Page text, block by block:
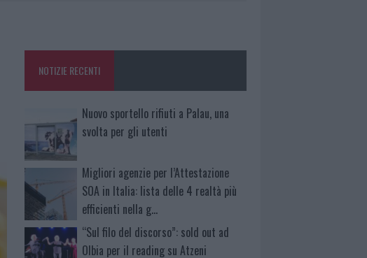
NOTIZIE RECENTI
Nuovo sportello rifiuti a Palau, una
svolta per gli utenti
Migliori agenzie per l’Attestazione
SOA in Italia: lista delle 4 realtà più
efficienti nella g…
“Sul filo del discorso”: sold out ad
Olbia per il reading su Atzeni